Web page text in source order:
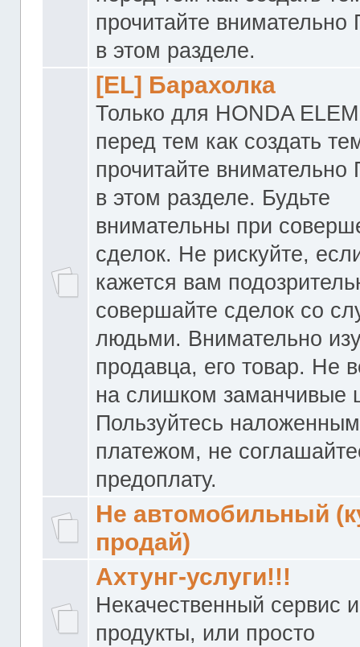
прочитайте
в этом разделе.
[EL] Барахолка
Только для HONDA
перед тем как создать
прочитайте
в этом разделе. Будьте
внимательны при
сделок. Не рискуйте,
кажется вам
совершайте сделок со
людьми. Внимательно
продавца, его товар. Не
на слишком заманчивые
Пользуйтесь наложенным
платежом, не
предоплату.
Не автомобильный
продай)
Ахтунг-услуги!!!
Некачественный сервис и
продукты, или просто